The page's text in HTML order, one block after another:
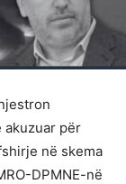
akuzuar për
në skema
DPMNE-në